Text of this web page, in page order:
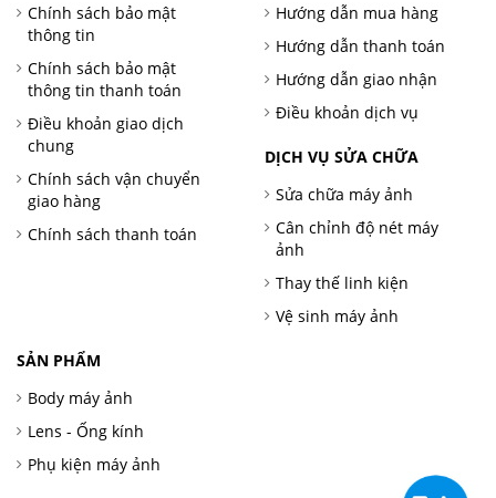
Chính sách bảo mật
thông tin
Chính sách bảo mật
thông tin thanh toán
Điều khoản giao dịch
chung
Chính sách vận chuyển
giao hàng
Chính sách thanh toán
Hướng dẫn mua hàng
Hướng dẫn thanh toán
Hướng dẫn giao nhận
Điều khoản dịch vụ
DỊCH VỤ SỬA CHỮA
Sửa chữa máy ảnh
Cân chỉnh độ nét máy
ảnh
Thay thế linh kiện
Vệ sinh máy ảnh
SẢN PHẨM
Body máy ảnh
Lens - Ống kính
Phụ kiện máy ảnh